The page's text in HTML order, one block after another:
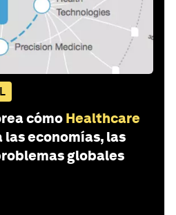
cómo Healthcare
las economías, las
globales